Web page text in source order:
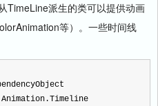
TimeLine派生的类可以提供动画
等）。一些时间线